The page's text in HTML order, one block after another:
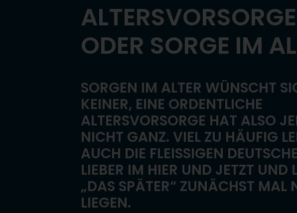
ALTERSVORSORGE
ODER SORGE IM
SORGEN IM ALTER WÜNSCHT
KEINER, EINE ORDENTLICHE
ALTERSVORSORGE HAT ALSO
NICHT GANZ. VIEL ZU HÄUFIG
AUCH DIE FLEISSIGEN
IEBER IM HIER UND JETZT UND
DAS SPÄTER“ ZUNÄCHST MAL
IEGEN.